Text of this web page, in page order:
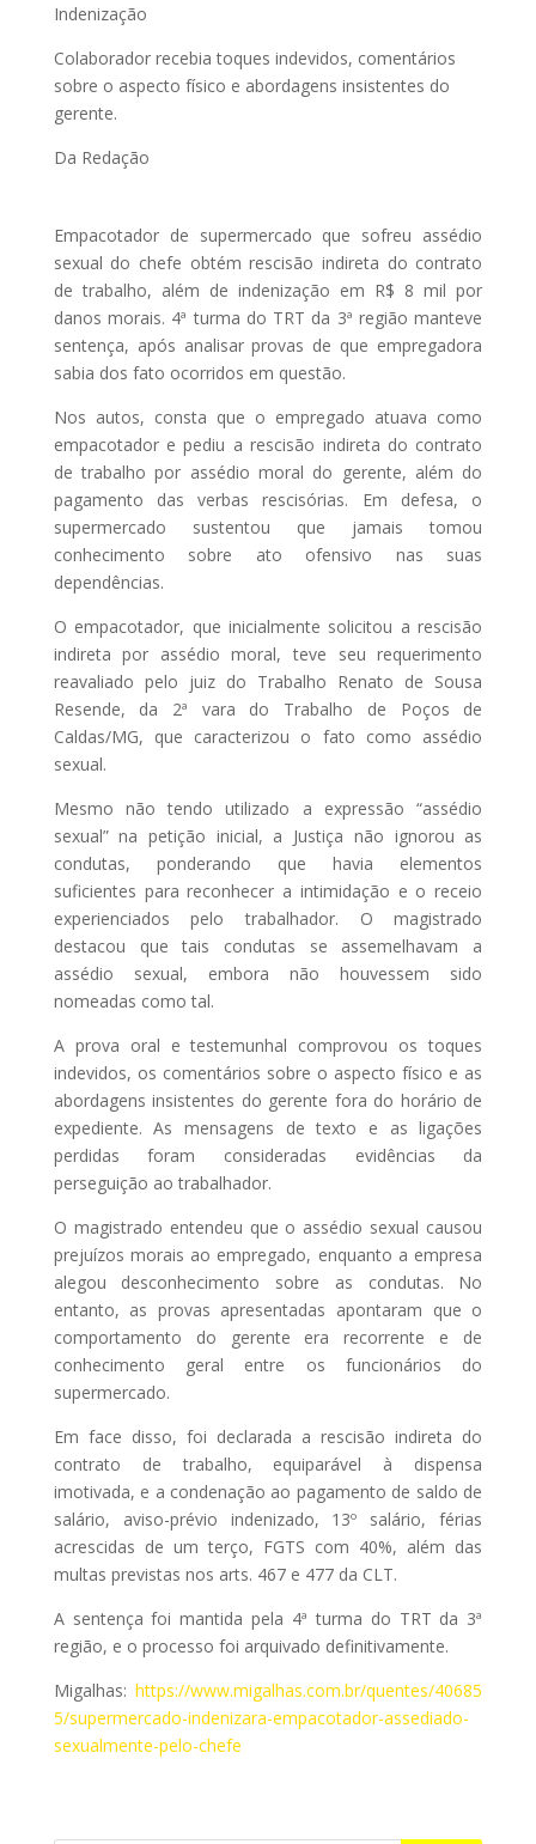
Indenização
Colaborador recebia toques indevidos, comentários
sobre o aspecto físico e abordagens insistentes do
gerente.
Da Redação
Empacotador de supermercado que sofreu assédio
sexual do chefe obtém rescisão indireta do contrato
de trabalho, além de indenização em R$ 8 mil por
danos morais. 4ª turma do TRT da 3ª região manteve
sentença, após analisar provas de que empregadora
sabia dos fato ocorridos em questão.
Nos autos, consta que o empregado atuava como
empacotador e pediu a rescisão indireta do contrato
de trabalho por assédio moral do gerente, além do
pagamento das verbas rescisórias. Em defesa, o
supermercado sustentou que jamais tomou
conhecimento sobre ato ofensivo nas suas
dependências.
O empacotador, que inicialmente solicitou a rescisão
indireta por assédio moral, teve seu requerimento
reavaliado pelo juiz do Trabalho Renato de Sousa
Resende, da 2ª vara do Trabalho de Poços de
Caldas/MG, que caracterizou o fato como assédio
sexual.
Mesmo não tendo utilizado a expressão “assédio
sexual” na petição inicial, a Justiça não ignorou as
condutas, ponderando que havia elementos
suficientes para reconhecer a intimidação e o receio
experienciados pelo trabalhador. O magistrado
destacou que tais condutas se assemelhavam a
assédio sexual, embora não houvessem sido
nomeadas como tal.
A prova oral e testemunhal comprovou os toques
indevidos, os comentários sobre o aspecto físico e as
abordagens insistentes do gerente fora do horário de
expediente. As mensagens de texto e as ligações
perdidas foram consideradas evidências da
perseguição ao trabalhador.
O magistrado entendeu que o assédio sexual causou
prejuízos morais ao empregado, enquanto a empresa
alegou desconhecimento sobre as condutas. No
entanto, as provas apresentadas apontaram que o
comportamento do gerente era recorrente e de
conhecimento geral entre os funcionários do
supermercado.
Em face disso, foi declarada a rescisão indireta do
contrato de trabalho, equiparável à dispensa
imotivada, e a condenação ao pagamento de saldo de
salário, aviso-prévio indenizado, 13º salário, férias
acrescidas de um terço, FGTS com 40%, além das
multas previstas nos arts. 467 e 477 da CLT.
A sentença foi mantida pela 4ª turma do TRT da 3ª
região, e o processo foi arquivado definitivamente.
Migalhas:https://www.migalhas.com.br/quentes/40685
5/supermercado-indenizara-empacotador-assediado-
sexualmente-pelo-chefe